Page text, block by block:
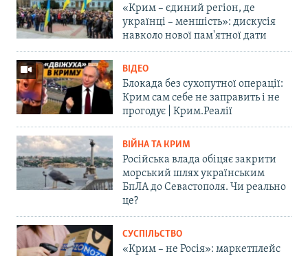
«Крим – єдиний регіон, де
українці – меншість»: дискусія
навколо нової пам'ятної дати
ВІДЕО
Блокада без сухопутної операції:
Крим сам себе не заправить і не
прогодує | Крим.Реалії
ВІЙНА ТА КРИМ
Російська влада обіцяє закрити
морський шлях українським
БпЛА до Севастополя. Чи реально
це?
СУСПІЛЬСТВО
«Крим – не Росія»: маркетплейс